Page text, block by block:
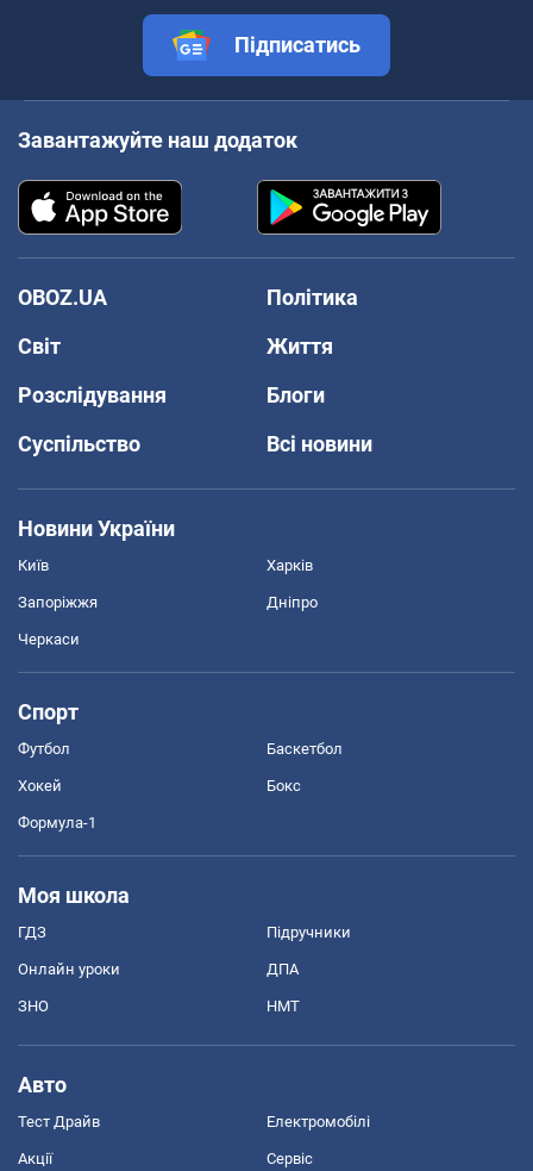
Підписатись
Завантажуйте наш додаток
OBOZ.UA
Політика
Світ
Життя
Розслідування
Блоги
Суспільство
Всі новини
Новини України
Київ Харків
Запоріжжя Дніпро
Черкаси
Спорт
Футбол Баскетбол
Хокей Бокс
Формула-1
Моя школа
ГДЗ Підручники
Онлайн уроки ДПА
ЗНО НМТ
Авто
Тест Драйв Електромобілі
Акції Сервіс